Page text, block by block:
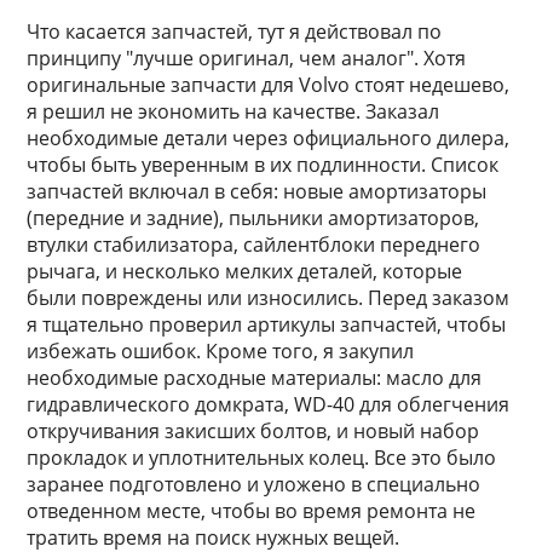
Что касается запчастей, тут я действовал по
принципу "лучше оригинал, чем аналог". Хотя
оригинальные запчасти для Volvo стоят недешево,
я решил не экономить на качестве. Заказал
необходимые детали через официального дилера,
чтобы быть уверенным в их подлинности. Список
запчастей включал в себя: новые амортизаторы
(передние и задние), пыльники амортизаторов,
втулки стабилизатора, сайлентблоки переднего
рычага, и несколько мелких деталей, которые
были повреждены или износились. Перед заказом
я тщательно проверил артикулы запчастей, чтобы
избежать ошибок. Кроме того, я закупил
необходимые расходные материалы: масло для
гидравлического домкрата, WD-40 для облегчения
откручивания закисших болтов, и новый набор
прокладок и уплотнительных колец. Все это было
заранее подготовлено и уложено в специально
отведенном месте, чтобы во время ремонта не
тратить время на поиск нужных вещей.